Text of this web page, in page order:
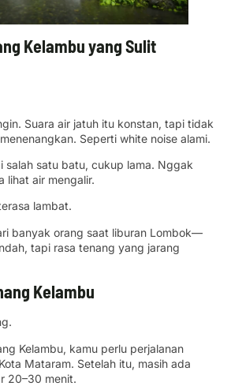
Kelambu yang Sulit
Suara air jatuh itu konstan, tapi tidak
Seperti white noise alami.
salah satu batu, cukup lama. Nggak
lihat air mengalir.
lambat.
banyak orang saat liburan Lombok—
tapi rasa tenang yang jarang
Kelambu
Kelambu, kamu perlu perjalanan
Mataram. Setelah itu, masih ada
20–30 menit.